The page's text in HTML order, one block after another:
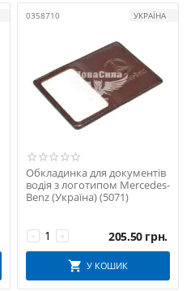
0358710 УКРАЇНА
Обкладинка для документів
водія з логотипом Mercedes-
Benz (Україна) (5071)
+
− 205.50 грн.
У КОШИК